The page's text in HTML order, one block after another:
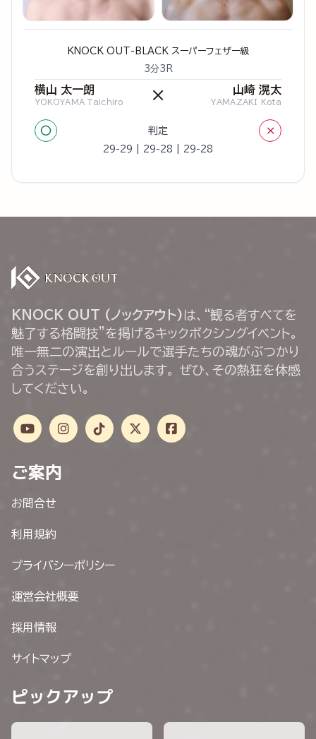
KNOCK OUT-BLACK スーパーフェザー級
3分3R
横山 太一朗
YOKOYAMA Taichiro × 山崎 滉太
YAMAZAKI Kota
○ 判定 ×
29-29 | 29-28 | 29-28
KNOCK OUT (ノックアウト) は、“観る者すべてを
魅了する格闘技”を掲げるキックボクシングイベント。
唯一無二の演出とルールで選手たちの魂がぶつかり
合うステージを創り出します。 ぜひ、その熱狂を体感
してください。
ご案内
お問合せ
利用規約
プライバシーポリシー
運営会社概要
採用情報
サイトマップ
ピックアップ